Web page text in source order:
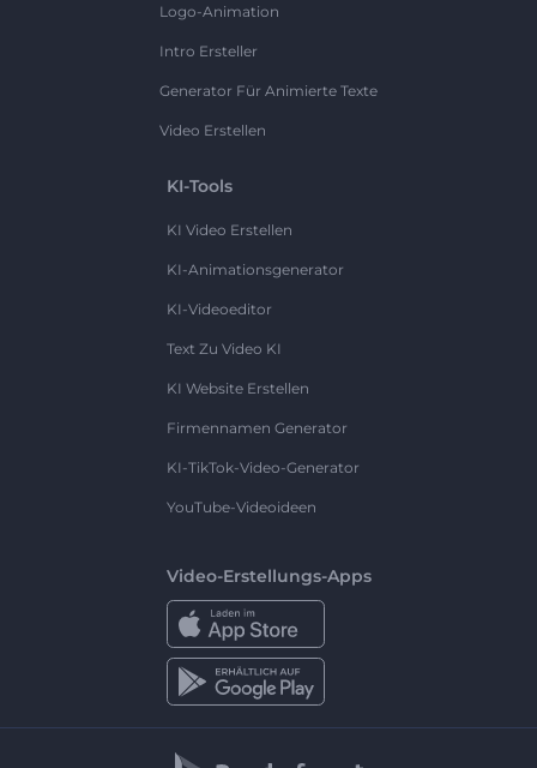
Logo-Animation
Intro Ersteller
Generator Für Animierte Texte
Video Erstellen
KI-Tools
KI Video Erstellen
KI-Animationsgenerator
KI-Videoeditor
Text Zu Video KI
KI Website Erstellen
Firmennamen Generator
KI-TikTok-Video-Generator
YouTube-Videoideen
Video-Erstellungs-Apps